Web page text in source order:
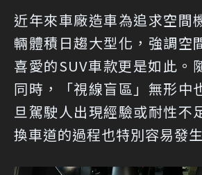
近年來車廠造車為追求空間
輛體積日趨大型化，強調空
喜愛的SUV車款更是如此。
同時，「視線盲區」無形中
旦駕駛人出現經驗或耐性不
換車道的過程也特別容易發